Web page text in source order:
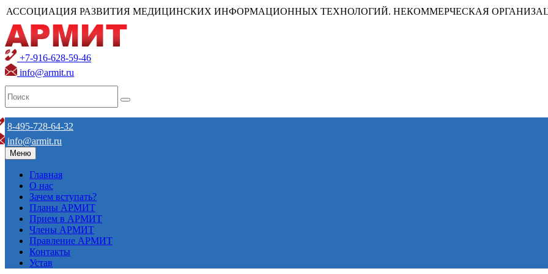
АССОЦИАЦИЯ РАЗВИТИЯ МЕДИЦИНСКИХ ИНФОРМАЦИОННЫХ ТЕХНОЛОГИЙ. НЕКОММЕРЧЕСКАЯ
+7-916-628-59-46
info@armit.ru
8-495-728-64-32
info@armit.ru
Меню
Главная
О нас
Зачем вступать?
Планы АРМИТ
Прием в АРМИТ
Члены АРМИТ
Правление АРМИТ
Контакты
Устав